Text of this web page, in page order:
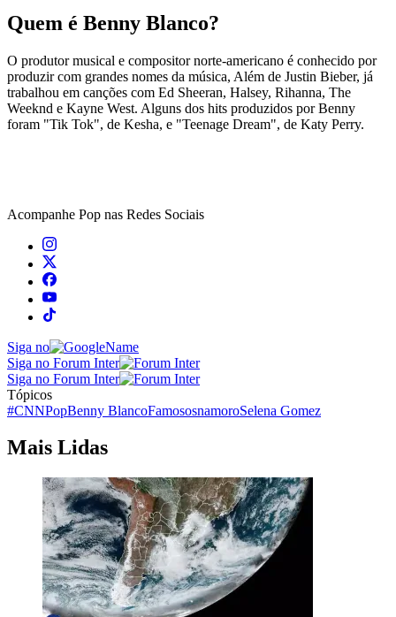
Quem é Benny Blanco?
O produtor musical e compositor norte-americano é conhecido por
produzir com grandes nomes da música, Além de Justin Bieber, já
trabalhou em canções com Ed Sheeran, Halsey, Rihanna, The
Weeknd e Kayne West. Alguns dos hits produzidos por Benny
foram "Tik Tok", de Kesha, e "Teenage Dream", de Katy Perry.
Acompanhe Pop nas Redes Sociais
Siga no
Siga no Forum Inter
Siga no Forum Inter
Tópicos
#CNNPopBenny BlancoFamososnamoroSelena Gomez
Mais Lidas